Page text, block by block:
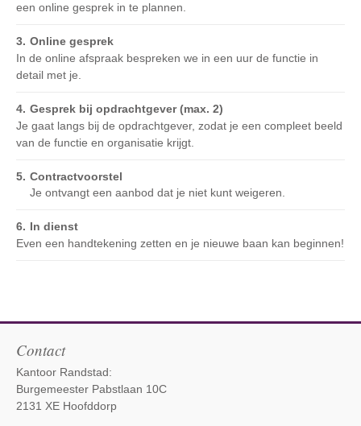
een online gesprek in te plannen.
Online gesprek
In de online afspraak bespreken we in een uur de functie in
detail met je.
Gesprek bij opdrachtgever (max. 2)
Je gaat langs bij de opdrachtgever, zodat je een compleet beeld
van de functie en organisatie krijgt.
Contractvoorstel
Je ontvangt een aanbod dat je niet kunt weigeren.
In dienst
Even een handtekening zetten en je nieuwe baan kan beginnen!
Contact
Kantoor Randstad:
Burgemeester Pabstlaan 10C
2131 XE Hoofddorp